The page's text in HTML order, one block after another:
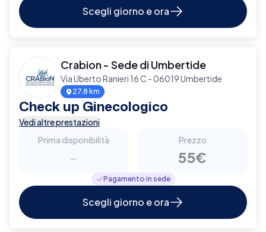
Scegli giorno e ora
Crabion - Sede di Umbertide
Via Uberto Ranieri 16 C - 06019 Umbertide
27.8 km
Check up Ginecologico
Vedi altre prestazioni
Prima disponibilità
-
Prezzo
55€
Pagamento in sede
Scegli giorno e ora